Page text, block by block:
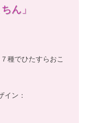
ん」
種でひたすらおこ
イン：